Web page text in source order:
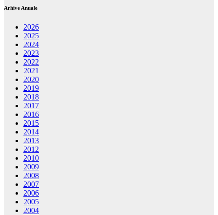
Arhive Anuale
2026
2025
2024
2023
2022
2021
2020
2019
2018
2017
2016
2015
2014
2013
2012
2010
2009
2008
2007
2006
2005
2004